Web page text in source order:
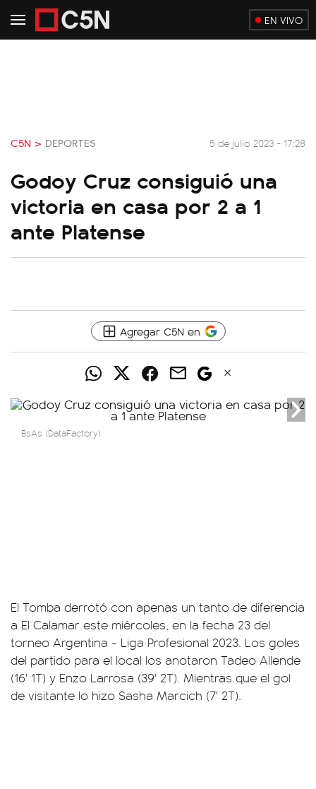
EN VIVO
C5N > DEPORTES 5 de julio 2023 - 17:28
Godoy Cruz consiguió una
victoria en casa por 2 a 1
ante Platense
Agregar C5N en
BsAs (DataFactory)
El Tomba derrotó con apenas un tanto de diferencia
a El Calamar este miércoles, en la fecha 23 del
torneo Argentina - Liga Profesional 2023. Los goles
del partido para el local los anotaron Tadeo Allende
(16' 1T) y Enzo Larrosa (39' 2T). Mientras que el gol
de visitante lo hizo Sasha Marcich (7' 2T).